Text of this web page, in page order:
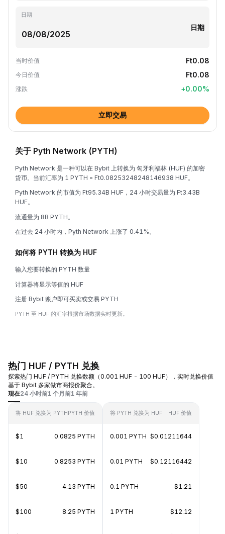
日期
日期
当时价值 Ft0.08
今日价值 Ft0.08
涨跌 +0.00%
立即交易
关于 Pyth Network (PYTH)
Pyth Network 是一种可以在 Bybit 上转换为 匈牙利福林 (HUF) 的加密
货币。当前汇率为 1 PYTH = Ft0.08253248248146938 HUF。
Pyth Network 的市值为 Ft95.34B HUF，24 小时交易量为 Ft3.43B
HUF。
流通量为 8B PYTH。
在过去 24 小时内，Pyth Network 上涨了 0.41%。
如何将 PYTH 转换为 HUF
输入您要转换的 PYTH 数量
计算器将显示等值的 HUF
注册 Bybit 账户即可买卖或交易 PYTH
PYTH 至 HUF 的汇率根据市场数据实时更新。
热门 HUF / PYTH 兑换
探索热门 HUF / PYTH 兑换数额（0.001 HUF - 100 HUF），实时兑换价值
基于 Bybit 多家做市商报价聚合。
现在24 小时前1 个月前1 年前
将 HUF 兑换为 PYTHPYTH 价值
$1 0.0825 PYTH
$10 0.8253 PYTH
$50 4.13 PYTH
$100 8.25 PYTH
将 PYTH 兑换为 HUF HUF 价值
0.001 PYTH $0.01211644
0.01 PYTH $0.12116442
0.1 PYTH $1.21
1 PYTH $12.12